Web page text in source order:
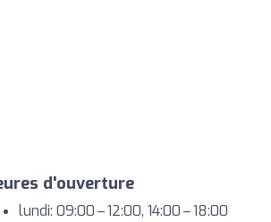
d'ouverture
lundi: 09:00 – 12:00, 14:00 – 18:00